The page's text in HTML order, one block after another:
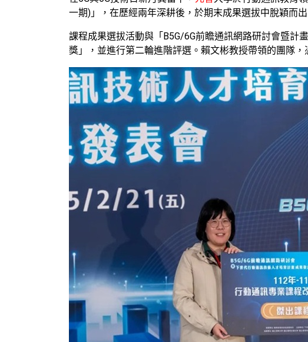
一期)」，在歷經兩年深耕後，於期末成果選拔中脫穎而
課程成果選拔活動與「B5G/6G前瞻通訊網路研討會暨計
獎」，並進行第二輪進階評選。賴文彬教授帶領的團隊